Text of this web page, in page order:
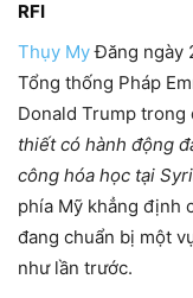
RFI
Thụy MyĐăng ngày
Tổng thống Pháp
Donald Trump trong
thiết có hành động
công hóa học tại
phía Mỹ khẳng định
đang chuẩn bị một
như lần trước.